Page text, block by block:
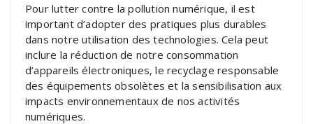
Pour lutter contre la pollution numérique, il est
important d’adopter des pratiques plus durables
dans notre utilisation des technologies. Cela peut
inclure la réduction de notre consommation
d’appareils électroniques, le recyclage responsable
des équipements obsolètes et la sensibilisation aux
impacts environnementaux de nos activités
numériques.